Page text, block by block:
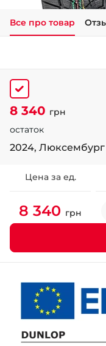
Все про товар
8 340 грн
остаток
2024, Люксембург
Цена за ед.
8 340 грн